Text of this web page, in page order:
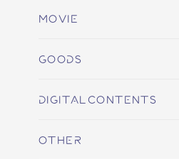
MOVIE
GOODS
DIGITALCONTENTS
OTHER